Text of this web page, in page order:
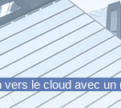
le cloud avec un